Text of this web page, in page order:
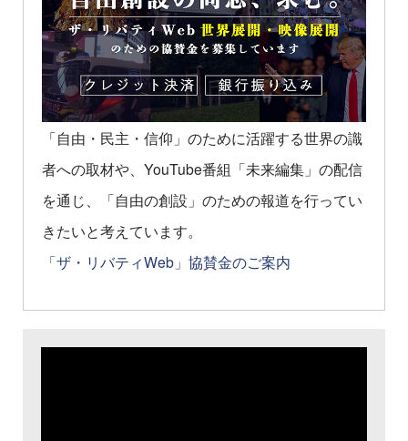
「自由・民主・信仰」のために活躍する世界の識
者への取材や、YouTube番組「未来編集」の配信
を通じ、「自由の創設」のための報道を行ってい
きたいと考えています。
「ザ・リバティWeb」協賛金のご案内